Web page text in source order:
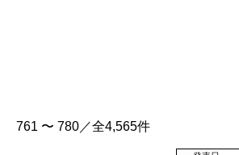
761 〜 780／全4,565件